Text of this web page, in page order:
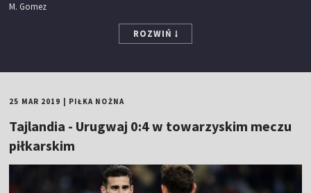
M. Gomez
ROZWIŃ
25 MAR 2019 PIŁKA NOŻNA
Tajlandia - Urugwaj 0:4 w towarzyskim meczu
piłkarskim